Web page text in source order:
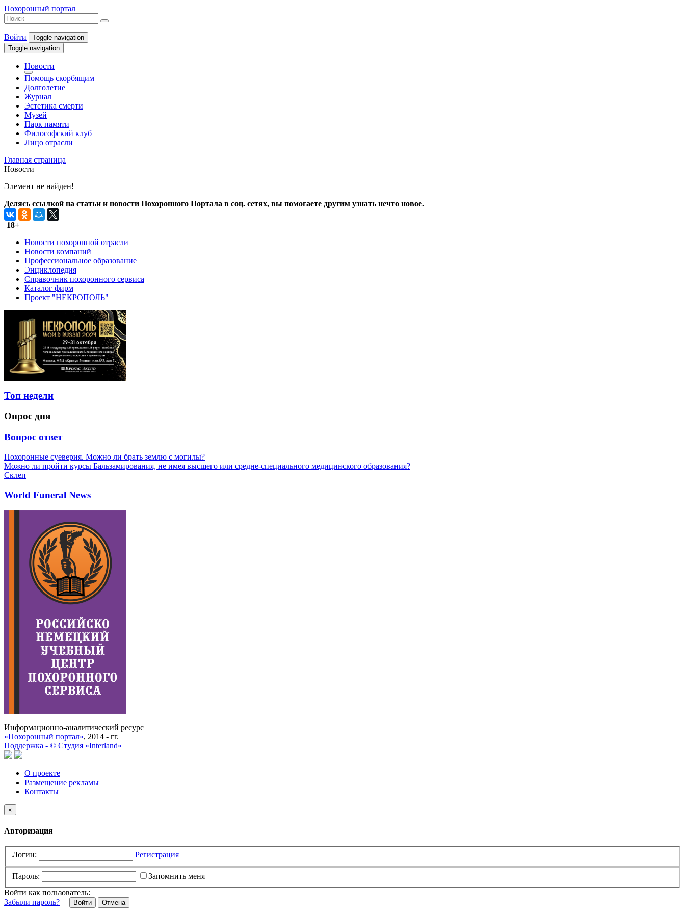
Похоронный портал
Войти
Toggle navigation
Toggle navigation
Новости
Помощь скорбящим
Долголетие
Журнал
Эстетика смерти
Музей
Парк памяти
Философский клуб
Лицо отрасли
Главная страница
Новости
Элемент не найден!
Делясь ссылкой на статьи и новости Похоронного Портала в соц. сетях, вы помогаете другим узнать нечто новое.
18+
Новости похоронной отрасли
Новости компаний
Профессиональное образование
Энциклопедия
Справочник похоронного сервиса
Каталог фирм
Проект "НЕКРОПОЛЬ"
Топ недели
Опрос дня
Вопрос ответ
Похоронные суеверия. Можно ли брать землю с могилы?
Можно ли пройти курсы Бальзамирования, не имея высшего или средне-специального медицинского образования?
Склеп
World Funeral News
Информационно-аналитический ресурс
«Похоронный портал», 2014 - гг.
Поддержка - © Cтудия «Interland»
О проекте
Размещение рекламы
Контакты
×
Авторизация
Логин: Регистрация
Пароль:
Запомнить меня
Войти как пользователь:
Забыли пароль?
Отмена